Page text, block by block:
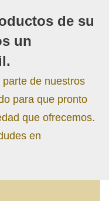
de su
un
de nuestros
para que pronto
que ofrecemos.
en